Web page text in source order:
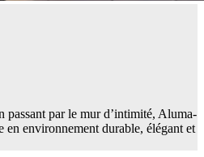
passant par le mur d’intimité, Aluma-
en environnement durable, élégant et